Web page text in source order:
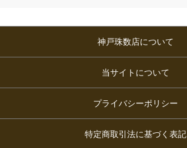
神戸珠数店について
当サイトについて
プライバシーポリシー
特定商取引法に基づく表記